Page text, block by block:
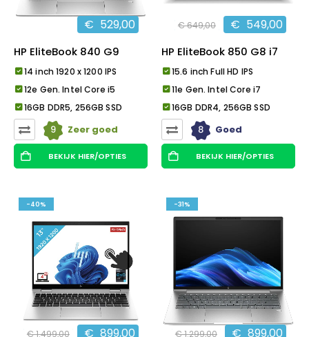
€ 529,00
HP EliteBook 840 G9
14 inch 1920 x 1200 IPS
12e Gen. Intel Core i5
16GB DDR5, 256GB SSD
9 Zeer goed
BEKIJK HIER/OPTIES
€649,00 € 549,00
HP EliteBook 850 G8 i7
15.6 inch Full HD IPS
11e Gen. Intel Core i7
16GB DDR4, 256GB SSD
8 Goed
BEKIJK HIER/OPTIES
-40%
€1.499,00 € 899,00
-31%
€1.299,00 € 899,00